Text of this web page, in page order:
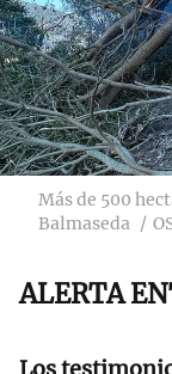
Más de 500
Balmaseda
ALERTA